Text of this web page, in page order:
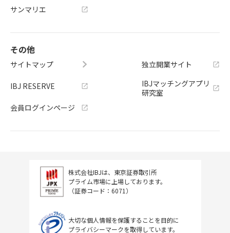
サンマリエ
その他
サイトマップ
IBJ RESERVE
会員ログインページ
独立開業サイト
IBJマッチングアプリ
研究室
株式会社IBJは、東京証券取引所
プライム市場に上場しております。
（証券コード：6071）
大切な個人情報を保護することを目的に
プライバシーマークを取得しています。